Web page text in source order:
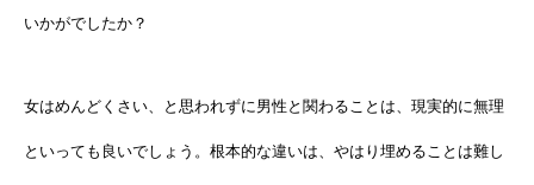
いかがでしたか？
女はめんどくさい、と思われずに男性と関わることは、現実的に無理
といっても良いでしょう。根本的な違いは、やはり埋めることは難し